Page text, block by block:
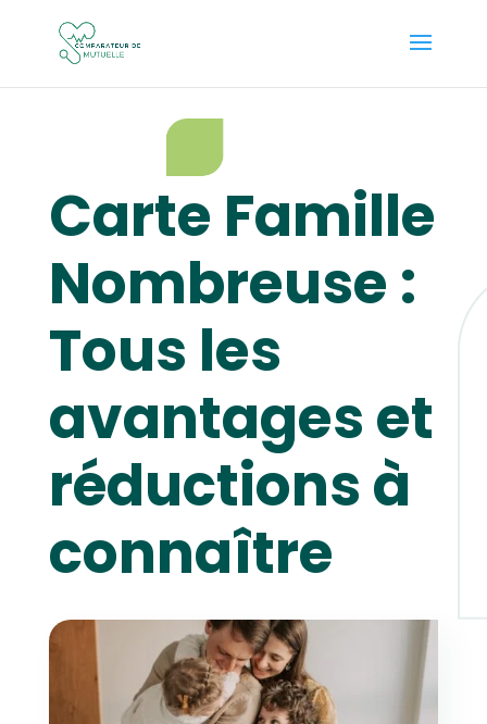
Carte Famille
Nombreuse :
Tous les
avantages et
réductions à
connaître